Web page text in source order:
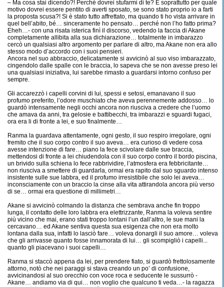
– Ma cosa stai dicendo?! Perché dovrei stufarmi di te? E soprattutto per quale
motivo dovrei essere pentito di averti sposato, se sono stato proprio io a farti
la proposta scusa?! Si è stato tutto affrettato, ma quando ti ho vista arrivare in
quel bell’abito, bé… sinceramente ho pensato… perché non l’ho fatto prima?
Eheh…- con una risata isterica finì il discorso, vedendo la faccia di Akane
completamente allibita alla sua dichiarazione… totalmente in imbarazzo
cercò un qualsiasi altro argomento per parlare di altro, ma Akane non era allo
stesso modo d’accordo con i suoi pensieri.
Ancora nel suo abbraccio, delicatamente si avvicinò al suo viso imbarazzato,
cingendolo dalle spalle con le braccia, lo sapeva che se non avesse preso lei
una qualsiasi iniziativa, lui sarebbe rimasto a guardarsi intorno confuso per
sempre.
Gli accarezzò i capelli corvini di lui, spessi e setosi, emanavano il suo
profumo preferito, l’odore muschiato che aveva perennemente addosso… lo
guardò intensamente negli occhi ancora non riusciva a credere che l’uomo
che amava da anni, tra gelosie e battibecchi, tra imbarazzi e sguardi fugaci,
ora era li di fronte a lei, e suo finalmente…
Ranma la guardava attentamente, ogni gesto, il suo respiro irregolare, ogni
fremito che il suo corpo contro il suo aveva… era curioso di vedere cosa
avesse intenzione di fare… piano la fece scivolare dalle sue braccia,
mettendosi di fronte a lei chiudendola con il suo corpo contro il bordo piscina,
un brivido sulla schiena lo fece rabbrividire, l’atmosfera era febbricitante…
non riusciva a smettere di guardarla, ormai era rapito dal suo sguardo intenso
insistente sulle sue labbra, ed il profumo irresistibile che solo lei aveva…
inconsciamente con un braccio la cinse alla vita attirandola ancora più verso
di se… ormai era questione di millimetri…
Akane si avvicinò colmando la distanza che sembrava anche fin troppo
lunga, il contatto delle loro labbra era elettrizzante, Ranma la voleva sentire
più vicino che mai, erano stati troppo lontani l’un dall’altro, le sue mani la
cercavano… ed Akane sentiva questa sua esigenza che non era molto
lontana dalla sua, infatti lo lasciò fare… voleva donargli il suo amore… voleva
che gli arrivasse quanto fosse innamorata di lui… gli scompigliò i capelli...
quanto gli piacevano i suoi capelli…
Ranma si staccò appena da lei, per prendere fiato, si guardò frettolosamente
attorno, notò che nei paraggi si stava creando un po’ di confusione,
avvicinandosi al suo orecchio con voce roca e seducente le sussurrò -
Akane… andiamo via di qui… non voglio che qualcuno ti veda…- la ragazza